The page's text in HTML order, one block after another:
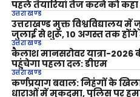
पहले तैयारियां तेज करने को कहा
उत्तराखण्ड
उत्तराखण्ड मुक्त विश्वविद्यालय में
जुलाई से शुरू, 10 अगस्त तक
उत्तराखण्ड
कैलाश मानसरोवर यात्रा-2026
पहुंचेगा पहला दल: डीएम
उत्तराखण्ड
कर्णप्रयाग बवाल: निहंगों के
धाराओं में मुकदमा, पुलिस पर